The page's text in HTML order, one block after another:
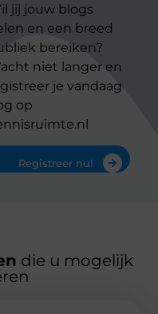
jij jouw blogs
en een breed
bereiken?
niet langer en
je vandaag
op
Registreer nu!
die u mogelijk